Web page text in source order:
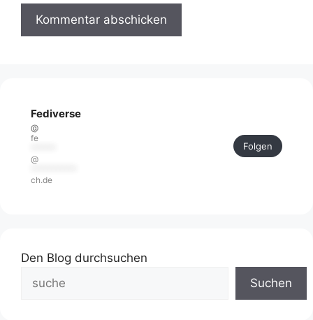
Fediverse
@
fe
@
ch.de
Folgen
Den Blog durchsuchen
Suchen